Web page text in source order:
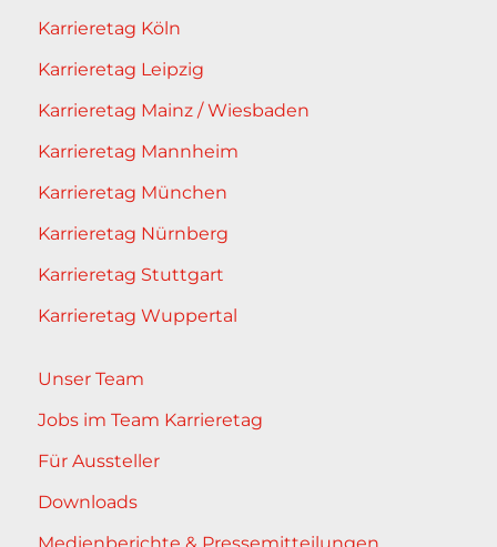
Karrieretag Köln
Karrieretag Leipzig
Karrieretag Mainz / Wiesbaden
Karrieretag Mannheim
Karrieretag München
Karrieretag Nürnberg
Karrieretag Stuttgart
Karrieretag Wuppertal
Unser Team
Jobs im Team Karrieretag
Für Aussteller
Downloads